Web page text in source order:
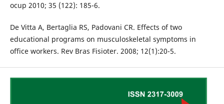
ocup 2010; 35 (122): 185-6.
De Vitta A, Bertaglia RS, Padovani CR. Effects of two
educational programs on musculoskeletal symptoms in
office workers. Rev Bras Fisioter. 2008; 12(1):20-5.